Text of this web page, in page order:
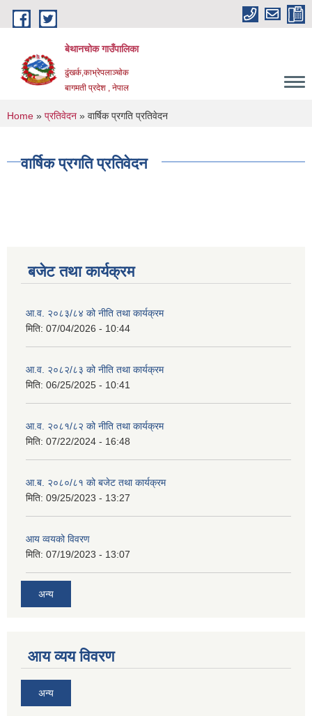
Skip to main content
बेथानचोक गाउँपालिका
ढुंखर्क,काभ्रेपलाञ्चाेक
बागमती प्रदेश , नेपाल
You are here
Home » प्रतिवेदन » वार्षिक प्रगति प्रतिवेदन
वार्षिक प्रगति प्रतिवेदन
बजेट तथा कार्यक्रम
आ.व. २०८३/८४ को नीति तथा कार्यक्रम
मिति: 07/04/2026 - 10:44
आ.व. २०८२/८३ को नीति तथा कार्यक्रम
मिति: 06/25/2025 - 10:41
आ.व. २०८१/८२ को नीति तथा कार्यक्रम
मिति: 07/22/2024 - 16:48
आ.ब. २०८०/८१ को बजेट तथा कार्यक्रम
मिति: 09/25/2023 - 13:27
आय व्वयको विवरण
मिति: 07/19/2023 - 13:07
अन्य
आय व्यय विवरण
अन्य